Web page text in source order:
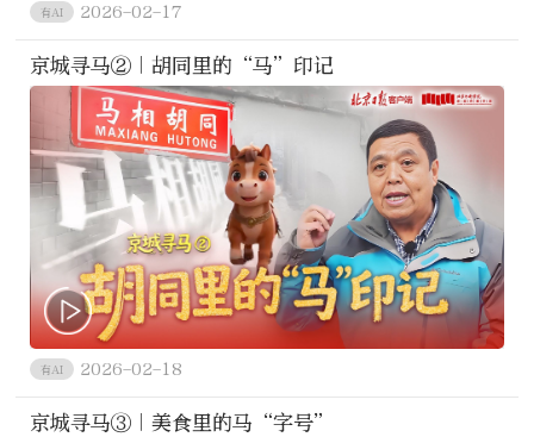
有AI 2026-02-17
京城寻马②｜胡同里的“马”印记
有AI 2026-02-18
京城寻马③｜美食里的马“字号”